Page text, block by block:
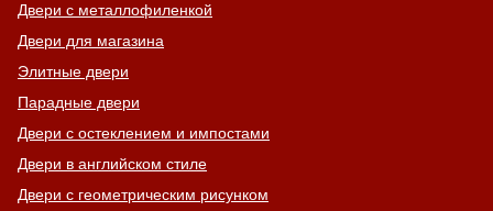
Двери с металлофиленкой
Двери для магазина
Элитные двери
Парадные двери
Двери с остеклением и импостами
Двери в английском стиле
Двери с геометрическим рисунком